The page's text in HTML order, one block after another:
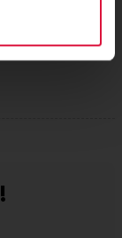
motylkami.